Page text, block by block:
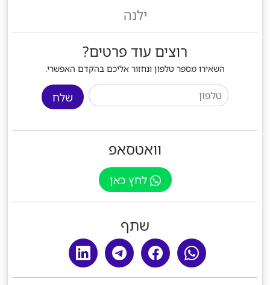
ילנה
רוצים עוד פרטים?
השאירו מספר טלפון ונחזור אליכם בהקדם האפשרי.
שלח
וואטסאפ
לחץ כאן
שתף